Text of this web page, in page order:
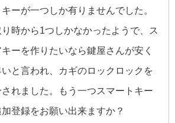
ーが一つしか有りませんでした。
時から1つしかなかったようで、ス
ーを作りたいなら鍵屋さんが安く
いと言われ、カギのロックロックを
れました。もう一つスマートキー
登録をお願い出来ますか？